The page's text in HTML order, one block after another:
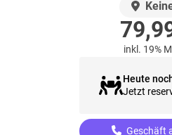
inkl. 19%
Heute
Jetzt
Geschäft